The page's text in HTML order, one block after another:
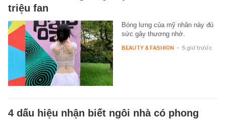
triệu fan
Bóng lưng của mỹ nhân này đủ
sức gây thương nhớ.
BEAUTY & FASHION - 5 giờ trước
4 dấu hiệu nhận biết ngôi nhà có phong